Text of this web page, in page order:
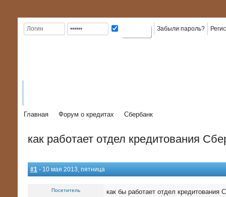
Забыли пароль?
Главная Форум о кредитах Сбербанк
как работает отдел кредитования
#1 - 10 мая 2013, пятница
Посетитель
как бы работает отдел кредитования